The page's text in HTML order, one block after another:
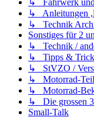
↳ Fahrwerk
↳ Anleitungen
↳ Technik
Sonstiges für 2
↳ Technik /
↳ Tipps &
↳ StVZO /
↳ Motorrad-
↳ Motorrad-
↳ Die grossen 3
Small-Talk